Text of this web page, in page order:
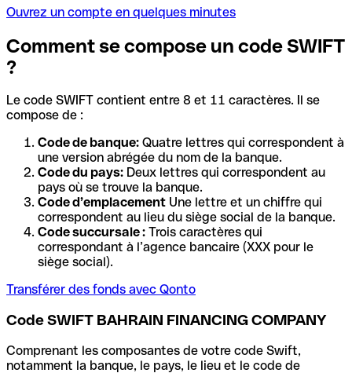
Ouvrez un compte en quelques minutes
Comment se compose un code SWIFT
?
Le code SWIFT contient entre 8 et 11 caractères. Il se
compose de :
Code de banque: Quatre lettres qui correspondent à
une version abrégée du nom de la banque.
Code du pays: Deux lettres qui correspondent au
pays où se trouve la banque.
Code d’emplacement Une lettre et un chiffre qui
correspondent au lieu du siège social de la banque.
Code succursale : Trois caractères qui
correspondant à l’agence bancaire (XXX pour le
siège social).
Transférer des fonds avec Qonto
Code SWIFT BAHRAIN FINANCING COMPANY
Comprenant les composantes de votre code Swift,
notamment la banque, le pays, le lieu et le code de